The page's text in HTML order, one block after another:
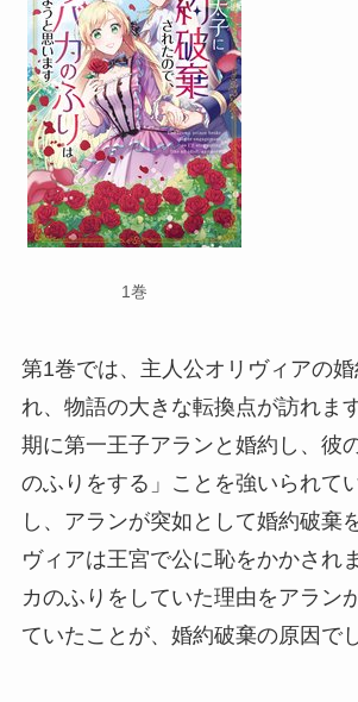
1巻
第1巻では、主人公オリヴィアの
れ、物語の大きな転換点が訪れま
期に第一王子アランと婚約し、彼
のふりをする」ことを強いられて
し、アランが突如として婚約破棄
ヴィアは王宮で公に恥をかかされ
カのふりをしていた理由をアラン
ていたことが、婚約破棄の原因で